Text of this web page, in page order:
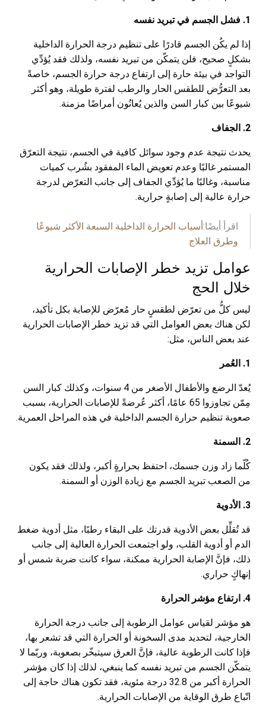
1. فشل الجسم في تبريد نفسه
إذا لم يكُن الجسم قادرًا على تنظيم درجة الحرارة الداخلية
بشكلٍ صحيح، فلن يتمكّن من تبريد نفسه، ولذلك فقد يُؤدِّي
التواجد في بيئة حارة إلى ارتفاع درجة حرارة الجسم، خاصةً
بعد التعرُّض للطقس الحار والرطب لفترة طويلة، وهو أكثر
شيوعًا بين كبار السن والذين يُعانُون أمراضًا مزمنة.
2. الجفاف
يحدث نتيجة عدم وجود سوائل كافية في الجسم، نتيجة التعرّق
المستمر غالبًا وعدم تعويض الماء المفقود بشُرب كميات
مناسبة، وغالبًا ما يُؤدِّي الجفاف إلى جانب التعرّض لدرجة
حرارة عالية إلى إصابةٍ حرارية.
اقرأ أيضًا:أسباب الحرارة الداخلية السبعة الأكثر شيوعًا
وطرق العلاج
عوامل تزيد خطر الإصابات الحرارية
خلال الحج
ليس كلُّ من تعرّض لطقسٍ حار مُعرّض للإصابة بكل تأكيد،
لكن هناك بعض العوامل التي قد تزيد خطر الإصابات الحرارية
عند بعض الناس، مثل:
1. العُمر
يُعدّ الرضع والأطفال الأصغر من 4 سنوات، وكذلك كبار السن
مِمّن تجاوزوا 65 عامًا، أكثر عُرضةً للإصابات الحرارية، بسبب
صعوبة تنظيم حرارة الجسم الداخلية في هذه المراحل العمرية.
2. السمنة
كُلّما زاد وزن جسمك، احتفظ بحرارةٍ أكبر، ولذلك فقد يكون
من الصعب تبريد الجسم مع زيادة الوزن أو السمنة.
3. الأدوية
قد تُقلِّل بعض الأدوية قدرتك على البقاء رطبًا، مثل أدوية ضغط
الدم أو أدوية القلب، ولو اجتمعت الحرارة العالية إلى جانب
ذلك، فإنَّ الإصابة الحرارية ممكنة، سواء كانت ضربة شمس أو
إنهاكٍ حراري.
4. ارتفاع مؤشر الحرارة
هو مؤشر لقياس عوامل الرطوبة إلى جانب درجة الحرارة
الخارجية، لتحديد مدى السخونة أو الحرارة التي قد تشعر بها،
فإذا كانت الرطوبة عالية، فإنَّ العرق سيتبخّر بصعوبة، وربّما لا
يتمكّن الجسم من تبريد نفسه كما ينبغي، لذلك إذا كان مؤشر
الحرارة أكبر من 32.8 درجة مئوية، فقد تكون هناك حاجة إلى
اتّباع طرق الوقاية من الإصابات الحرارية.